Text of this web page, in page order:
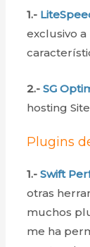
1.-
exclusivo
2.-SG
hosting
Plugins
1.-Swift
otras
muchos
me ha